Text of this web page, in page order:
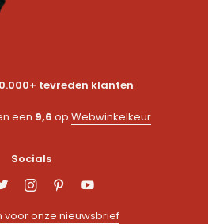
tevreden klanten
een 9,6 op Webwinkelkeur
Socials
voor onze nieuwsbrief